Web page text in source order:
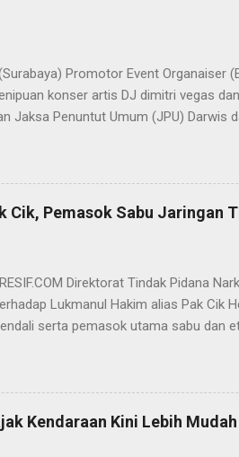
(Surabaya) Promotor Event Organaiser
konser artis DJ dimitri vegas
Jaksa Penuntut Umum (JPU) Darwis
hakim Sigit menerangkan,
terdapat unsur penipuan sehingga
yang menjerat Ervan merupakan
bebas dari tuntutan hukum (onslag
Cik, Pemasok Sabu Jaringan
Direktorat Tindak Pidana
Lukmanul Hakim alias Pak Cik
serta pemasok utama sabu dan
Hendra alias Pak Haji," kata
Hadi Santoso. dalam
Indonesia (WNI) asal Aceh yang
sudah berpindah menjadi
Kendaraan Kini Lebih Mudah